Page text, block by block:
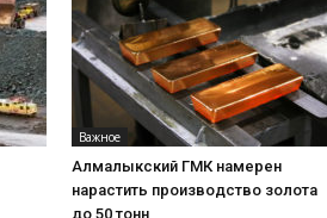
Важное
Алмалыкский ГМК намерен
нарастить производство золота
до 50 тонн